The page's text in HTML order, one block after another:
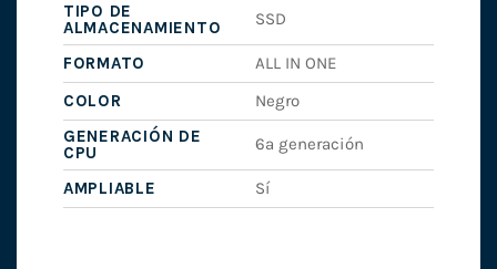
TIPO DE
ALMACENAMIENTO
SSD
FORMATO
ALL IN ONE
COLOR
Negro
GENERACIÓN DE
CPU
6ª generación
AMPLIABLE Sí